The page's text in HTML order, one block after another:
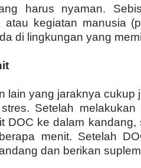
harus nyaman.
kegiatan manusia
di lingkungan yang
lain yang jaraknya cukup
Setelah
DOC ke dalam kandang,
menit. Setelah
dan berikan